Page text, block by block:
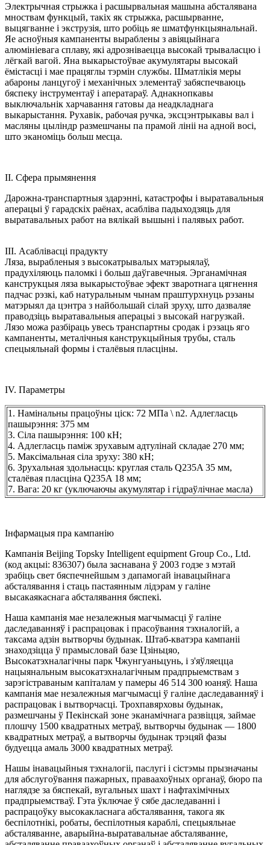
Электрычная стрыжка і расшырвальная машына абсталявана
мноствам функцый, такіх як стрыжка, расшырванне,
выцягванне і экструзія, што робіць яе шматфункцыянальнай.
Яе асноўныя кампаненты выраблены з авіяцыйнага
алюмініевага сплаву, які адрозніваецца высокай трываласцю і
лёгкай вагой. Яна выкарыстоўвае акумулятары высокай
ёмістасці і мае працяглы тэрмін службы. Шматлікія меры
абароны ланцугоў і механічных элементаў забяспечваюць
бяспеку інструментаў і аператараў. Аднакнопкавы
выключальнік харчавання гатовы да неадкладнага
выкарыстання. Рухавік, рабочая ручка, эксцэнтрыкавы вал і
масляны цыліндр размешчаны па прамой лініі на адной восі,
што эканоміць больш месца.
II. Сфера прымянення
Дарожна-транспартныя здарэнні, катастрофы і выратавальныя
аперацыі ў гарадскіх раёнах, асабліва падыходзяць для
выратавальных работ на вялікай вышыні і палявых работ.
III. Асаблівасці прадукту
Ляза, вырабленыя з высокатрывалых матэрыялаў,
прадухіляюць паломкі і больш даўгавечныя. Эрганамічная
канструкцыя ляза выкарыстоўвае эфект зваротнага цягнення
падчас рэзкі, каб натуральным чынам праштурхнуць рэзаны
матэрыял да цэнтра з найбольшай сілай зруху, што дазваляе
праводзіць выратавальныя аперацыі з высокай нагрузкай.
Лязо можа разбіраць увесь транспартны сродак і рэзаць яго
кампаненты, металічныя канструкцыйныя трубы, сталь
спецыяльнай формы і сталёвыя пласціны.
IV. Параметры
1. Намінальны працоўны ціск: 72 МПа \ n2. Адлегласць
пашырэння: 375 мм
3. Сіла пашырэння: 100 кН;
4. Адлегласць паміж зрухавым адтулінай складае 270 мм;
5. Максімальная сіла зруху: 380 кН;
6. Зрухальная здольнасць: круглая сталь Q235A 35 мм,
сталёвая пласціна Q235A 18 мм;
7. Вага: 20 кг (уключаючы акумулятар і гідраўлічнае масла)
Інфармацыя пра кампанію
Кампанія Beijing Topsky Intelligent equipment Group Co., Ltd.
(код акцыі: 836307) была заснавана ў 2003 годзе з мэтай
зрабіць свет бяспечнейшым з дапамогай інавацыйнага
абсталявання і стаць пастаянным лідэрам у галіне
высакаякаснага абсталявання бяспекі.
Наша кампанія мае незалежныя магчымасці ў галіне
даследаванняў і распрацовак і прасоўвання тэхналогій, а
таксама адзін вытворчы будынак. Штаб-кватэра кампаніі
знаходзіцца ў прамысловай базе Цзіньцяо,
Высокатэхналагічны парк Чжунгуаньцунь, і з'яўляецца
нацыянальным высокатэхналагічным прадпрыемствам з
зарэгістраваным капіталам у памеры 46 514 300 юаняў. Наша
кампанія мае незалежныя магчымасці ў галіне даследаванняў і
распрацовак і вытворчасці. Трохпавярховы будынак,
размешчаны ў Пекінскай зоне эканамічнага развіцця, займае
плошчу 1500 квадратных метраў, вытворчы будынак — 1800
квадратных метраў, а вытворчы будынак трэцяй фазы
будуецца амаль 3000 квадратных метраў.
Нашы інавацыйныя тэхналогіі, паслугі і сістэмы прызначаны
для абслугоўвання пажарных, праваахоўных органаў, бюро па
наглядзе за бяспекай, вугальных шахт і нафтахімічных
прадпрыемстваў. Гэта ўключае ў сябе даследаванні і
распрацоўку высокакласнага абсталявання, такога як
беспілотнікі, робаты, беспілотныя караблі, спецыяльнае
абсталяванне, аварыйна-выратавальнае абсталяванне,